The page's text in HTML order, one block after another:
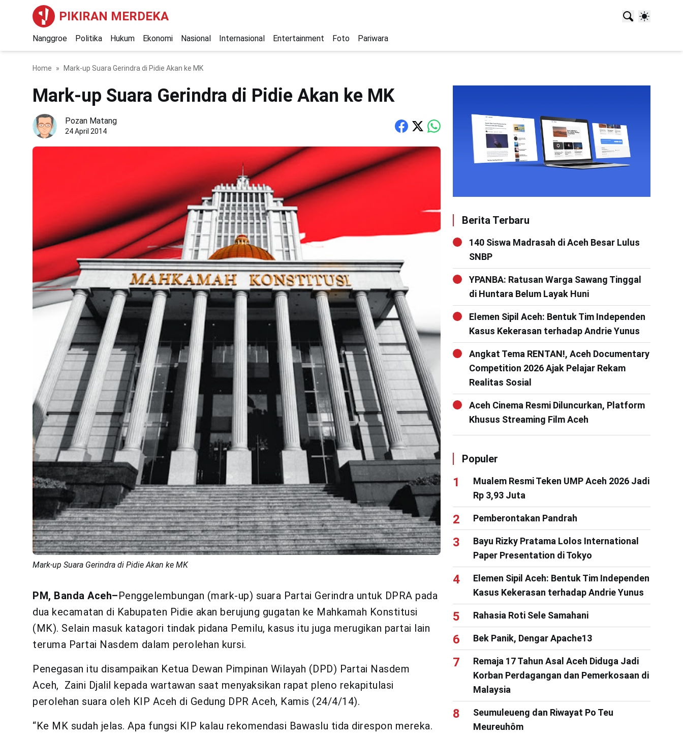
PIKIRAN MERDEKA
Nanggroe Politika Hukum Ekonomi Nasional Internasional Entertainment Foto Pariwara
Home Mark-up Suara Gerindra di Pidie Akan ke MK
Mark-up Suara Gerindra di Pidie Akan ke MK
Pozan Matang
24 April 2014
Mark-up Suara Gerindra di Pidie Akan ke MK
PM, Banda Aceh–Penggelembungan (mark-up) suara Partai Gerindra untuk DPRA pada
dua kecamatan di Kabupaten Pidie akan berujung gugatan ke Mahkamah Konstitusi
(MK). Selain masuk katagori tindak pidana Pemilu, kasus itu juga merugikan partai lain
teruma Partai Nasdem dalam perolehan kursi.
Penegasan itu disampaikan Ketua Dewan Pimpinan Wilayah (DPD) Partai Nasdem
Aceh, Zaini Djalil kepada wartawan saat menyaksikan rapat pleno rekapitulasi
perolehan suara oleh KIP Aceh di Gedung DPR Aceh, Kamis (24/4/14).
“Ke MK sudah jelas. Apa fungsi KIP kalau rekomendasi Bawaslu tida direspon mereka.
Berita Terbaru
140 Siswa Madrasah di Aceh Besar Lulus
SNBP
YPANBA: Ratusan Warga Sawang Tinggal
di Huntara Belum Layak Huni
Elemen Sipil Aceh: Bentuk Tim Independen
Kasus Kekerasan terhadap Andrie Yunus
Angkat Tema RENTAN!, Aceh Documentary
Competition 2026 Ajak Pelajar Rekam
Realitas Sosial
Aceh Cinema Resmi Diluncurkan, Platform
Khusus Streaming Film Aceh
Populer
Mualem Resmi Teken UMP Aceh 2026 Jadi
Rp 3,93 Juta
Pemberontakan Pandrah
Bayu Rizky Pratama Lolos International
Paper Presentation di Tokyo
Elemen Sipil Aceh: Bentuk Tim Independen
Kasus Kekerasan terhadap Andrie Yunus
Rahasia Roti Sele Samahani
Bek Panik, Dengar Apache13
Remaja 17 Tahun Asal Aceh Diduga Jadi
Korban Perdagangan dan Pemerkosaan di
Malaysia
Seumuleueng dan Riwayat Po Teu
Meureuhôm